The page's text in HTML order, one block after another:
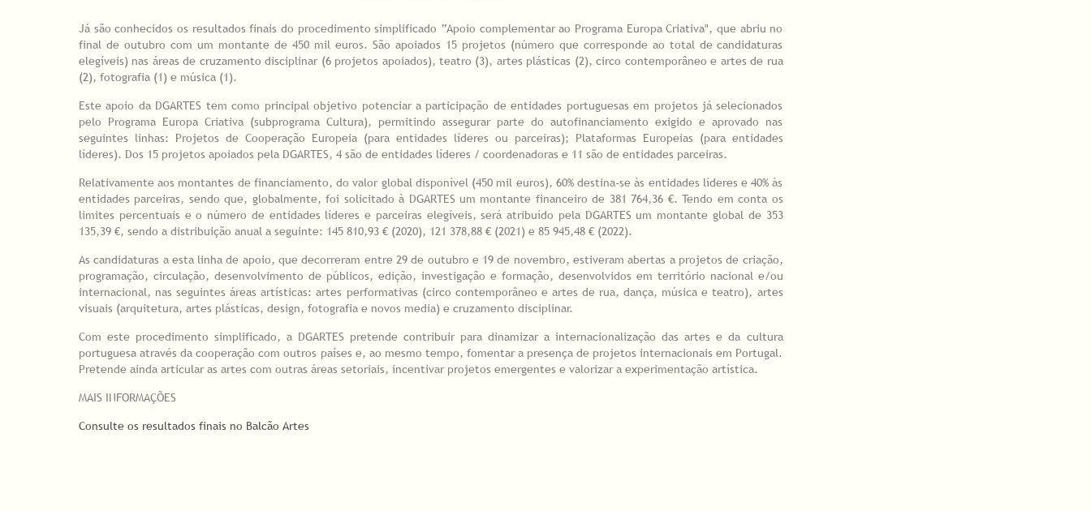
Já são conhecidos os resultados finais do procedimento simplificado “Apoio complementar ao Programa Europa Criativa", que abriu no
final de outubro com um montante de 450 mil euros. São apoiados 15 projetos (número que corresponde ao total de candidaturas
elegíveis) nas áreas de cruzamento disciplinar (6 projetos apoiados), teatro (3), artes plásticas (2), circo contemporâneo e artes de rua
(2), fotografia (1) e música (1).
Este apoio da DGARTES tem como principal objetivo potenciar a participação de entidades portuguesas em projetos já selecionados
pelo Programa Europa Criativa (subprograma Cultura), permitindo assegurar parte do autofinanciamento exigido e aprovado nas
seguintes linhas: Projetos de Cooperação Europeia (para entidades líderes ou parceiras); Plataformas Europeias (para entidades
líderes). Dos 15 projetos apoiados pela DGARTES, 4 são de entidades líderes / coordenadoras e 11 são de entidades parceiras.
Relativamente aos montantes de financiamento, do valor global disponível (450 mil euros), 60% destina-se às entidades líderes e 40% às
entidades parceiras, sendo que, globalmente, foi solicitado à DGARTES um montante financeiro de 381 764,36 €. Tendo em conta os
limites percentuais e o número de entidades líderes e parceiras elegíveis, será atribuído pela DGARTES um montante global de 353
135,39 €, sendo a distribuição anual a seguinte: 145 810,93 € (2020), 121 378,88 € (2021) e 85 945,48 € (2022).
As candidaturas a esta linha de apoio, que decorreram entre 29 de outubro e 19 de novembro, estiveram abertas a projetos de criação,
programação, circulação, desenvolvimento de públicos, edição, investigação e formação, desenvolvidos em território nacional e/ou
internacional, nas seguintes áreas artísticas: artes performativas (circo contemporâneo e artes de rua, dança, música e teatro), artes
visuais (arquitetura, artes plásticas, design, fotografia e novos media) e cruzamento disciplinar.
Com este procedimento simplificado, a DGARTES pretende contribuir para dinamizar a internacionalização das artes e da cultura
portuguesa através da cooperação com outros países e, ao mesmo tempo, fomentar a presença de projetos internacionais em Portugal.
Pretende ainda articular as artes com outras áreas setoriais, incentivar projetos emergentes e valorizar a experimentação artística.
MAIS INFORMAÇÕES
Consulte os resultados finais no Balcão Artes